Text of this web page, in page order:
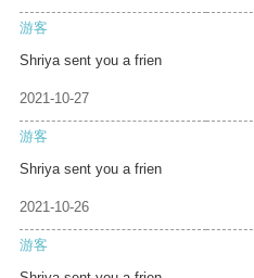
游客
Shriya sent you a frien
2021-10-27
游客
Shriya sent you a frien
2021-10-26
游客